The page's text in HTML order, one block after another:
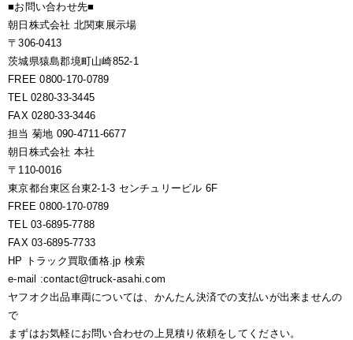
■お問い合わせ先■
朝日株式会社 北関東展示場
〒306-0413
茨城県猿島郡境町山崎852-1
FREE 0800-170-0789
TEL 0280-33-3445
FAX 0280-33-3446
担当 菊地 090-4711-6677
朝日株式会社 本社
〒110-0016
東京都台東区台東2-1-3 センチュリービル 6F
FREE 0800-170-0789
TEL 03-6895-7788
FAX 03-6895-7733
HP トラック買取価格.jp 検索
e-mail :contact@truck-asahi.com
ヤフオク出品車両については、かんたん決済での支払いが出来ませんの
で
まずはお気軽にお問い合わせの上見積り依頼をしてください。